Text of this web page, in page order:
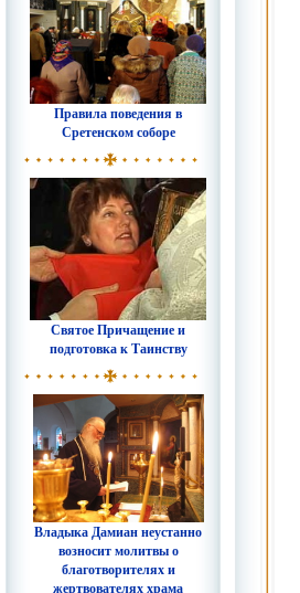
Правила поведения в
Сретенском соборе
Святое Причащение и
подготовка к Таинству
Владыка Дамиан неустанно
возносит молитвы о
благотворителях и
жертвователях храма